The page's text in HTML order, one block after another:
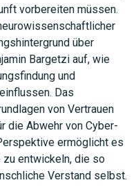
vorbereiten müssen.
über
Bargetzi auf, wie
und
Das
von Vertrauen
die Abwehr von Cyber-
ermöglicht es
zu entwickeln, die so
Verstand selbst.